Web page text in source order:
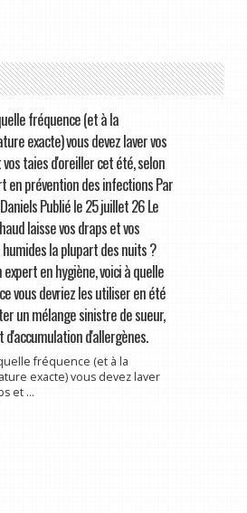
fréquence (et à la
exacte) vous devez laver vos
taies d'oreiller cet été, selon
en prévention des infections Par
Publié le 25 juillet 26 Le
laisse vos draps et vos
la plupart des nuits ?
expert en hygiène, voici à quelle
vous devriez les utiliser en été
un mélange sinistre de sueur,
d'accumulation d'allergènes.
fréquence (et à la
exacte) vous devez laver
et ...